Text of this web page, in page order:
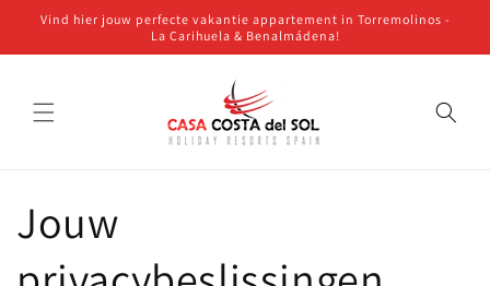
naar de
Vind hier jouw perfecte vakantie appartement in Torremolinos -
La Carihuela & Benalmádena!
Jouw